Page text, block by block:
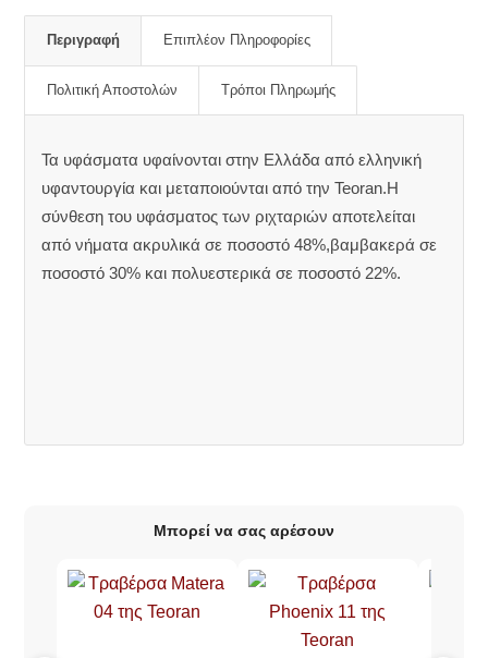
Περιγραφή Επιπλέον Πληροφορίες
Πολιτική Αποστολών Τρόποι Πληρωμής
Τα υφάσματα υφαίνονται στην Ελλάδα από ελληνική
υφαντουργία και μεταποιούνται από την Teoran.Η
σύνθεση του υφάσματος των ριχταριών αποτελείται
από νήματα ακρυλικά σε ποσοστό 48%,βαμβακερά σε
ποσοστό 30% και πολυεστερικά σε ποσοστό 22%.
Μπορεί να σας αρέσουν